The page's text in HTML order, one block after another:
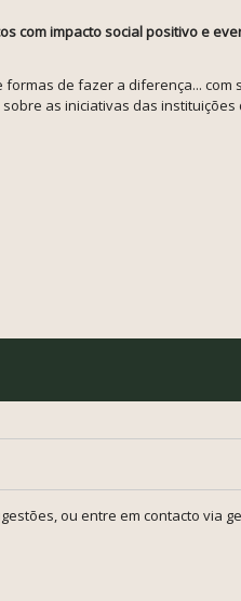
com impacto social positivo e
formas de fazer a diferença... com
as iniciativas das instituições
ou entre em contacto via